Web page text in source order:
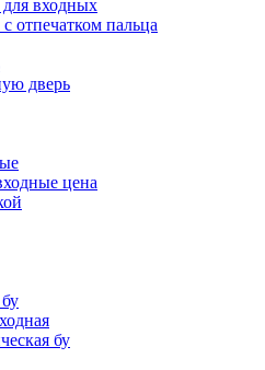
входных
отпечатком пальца
дверь
цена
бу